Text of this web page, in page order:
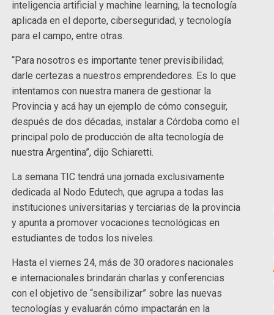
inteligencia artificial y machine learning, la tecnología
aplicada en el deporte, ciberseguridad, y tecnología
para el campo, entre otras.
“Para nosotros es importante tener previsibilidad;
darle certezas a nuestros emprendedores. Es lo que
intentamos con nuestra manera de gestionar la
Provincia y acá hay un ejemplo de cómo conseguir,
después de dos décadas, instalar a Córdoba como el
principal polo de producción de alta tecnología de
nuestra Argentina”, dijo Schiaretti.
La semana TIC tendrá una jornada exclusivamente
dedicada al Nodo Edutech, que agrupa a todas las
instituciones universitarias y terciarias de la provincia
y apunta a promover vocaciones tecnológicas en
estudiantes de todos los niveles.
Hasta el viernes 24, más de 30 oradores nacionales
e internacionales brindarán charlas y conferencias
con el objetivo de “sensibilizar” sobre las nuevas
tecnologías y evaluarán cómo impactarán en la